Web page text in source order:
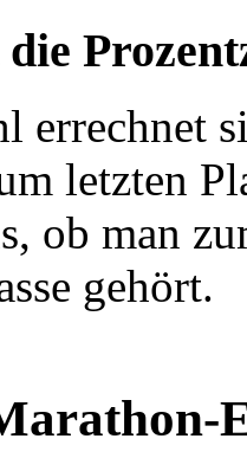
die
errechnet
letzten
ob man
gehört.